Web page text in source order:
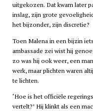
uitgekozen. Dat kwam later
inslag, zijn grote
het bijzonder, zijn discretie?
Toen Malena in een bijzin
ambassade zei wist hij
zo was hij ook weer, een
werk, maar plichten waren
te lichten.
‘Hoe is het officiële
vertelt?’ Hij klinkt als een